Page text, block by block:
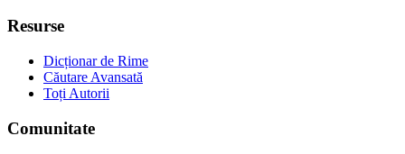
Resurse
Dicționar de Rime
Căutare Avansată
Toți Autorii
Comunitate